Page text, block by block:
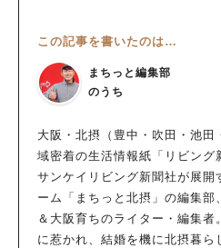
この記事を書いたのは…
まちっと編集部
のうち
大阪・北摂（豊中・吹田・池
域密着の生活情報紙「リビング
サンケイリビング新聞社が展開
ーム「まちっと北摂」の編集
＆大阪育ちのライター・編集
に惹かれ、結婚を機に北摂暮